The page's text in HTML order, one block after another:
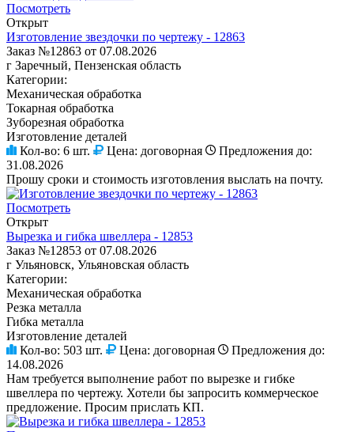
Посмотреть
Открыт
Изготовление звездочки по чертежу - 12863
Заказ №12863 от 07.08.2026
г Заречный, Пензенская область
Категории:
Механическая обработка
Токарная обработка
Зуборезная обработка
Изготовление деталей
Кол-во: 6 шт. Цена: договорная
Предложения до:
31.08.2026
Прошу сроки и стоимость изготовления выслать на почту.
Посмотреть
Открыт
Вырезка и гибка швеллера - 12853
Заказ №12853 от 07.08.2026
г Ульяновск, Ульяновская область
Категории:
Механическая обработка
Резка металла
Гибка металла
Изготовление деталей
Кол-во: 503 шт. Цена: договорная
Предложения до:
14.08.2026
Нам требуется выполнение работ по вырезке и гибке
швеллера по чертежу. Хотели бы запросить коммерческое
предложение. Просим прислать КП.